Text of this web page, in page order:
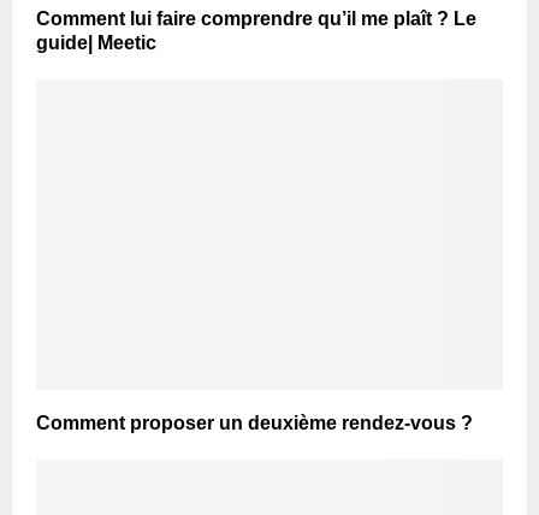
Comment lui faire comprendre qu’il me plaît ? Le
guide| Meetic
Comment proposer un deuxième rendez-vous ?